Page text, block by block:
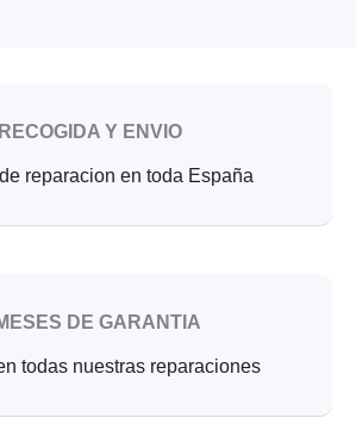
RECOGIDA Y ENVIO
reparacion en toda España
DE GARANTIA
todas nuestras reparaciones